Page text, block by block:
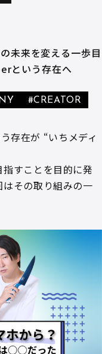
未来を変える一歩目
という存在へ
#CREATOR
存在が “いちメディ
すことを目的に発
その取り組みの一